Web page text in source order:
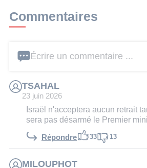
Commentaires
Écrire un commentaire ...
TSAHAL
23 juin 2026
Israël n'acceptera aucun retrait
sera pas désarmé le Premier
Répondre 33 13
MILOUPHOT